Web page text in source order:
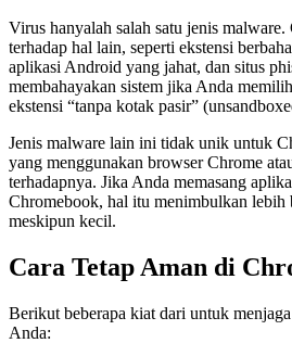
Virus hanyalah salah satu jenis malware.
terhadap hal lain, seperti ekstensi
aplikasi Android yang jahat, dan situs
membahayakan sistem jika Anda
ekstensi “tanpa kotak pasir”
Jenis malware lain ini tidak unik untuk
yang menggunakan browser Chrome
terhadapnya. Jika Anda memasang
Chromebook, hal itu menimbulkan lebih
meskipun kecil.
Cara Tetap Aman di
Berikut beberapa kiat dari untuk
Anda: